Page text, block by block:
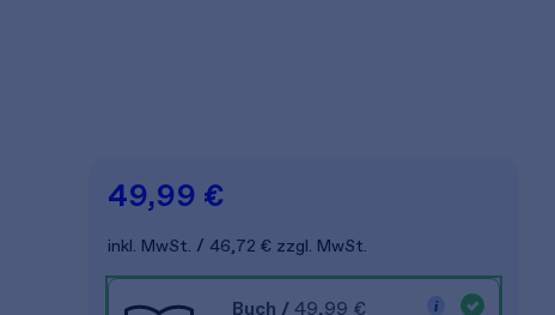
49,99 €
inkl. MwSt. 46,72 € zzgl. MwSt.
Buch / 49,99 €